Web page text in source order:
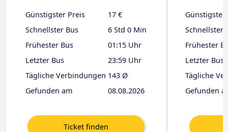
Günstigster Preis
17 €
Schnellster Bus
6 Std 0 Min
Frühester Bus
01:15 Uhr
Letzter Bus
23:59 Uhr
Tägliche Verbindungen 143 Ø
Gefunden am
08.08.2026
Günstigster
Schnellster
Frühester
Letzter Bus
Tägliche
Gefunden